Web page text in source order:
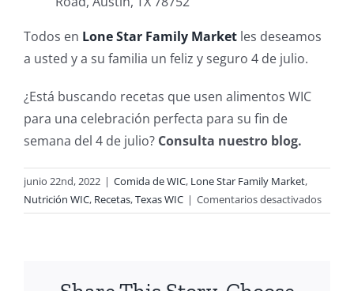
Todos en Lone Star Family Market les deseamos
a usted y a su familia un feliz y seguro 4 de julio.
¿Está buscando recetas que usen alimentos WIC
para una celebración perfecta para su fin de
semana del 4 de julio? Consulta nuestro blog.
junio 22nd, 2022 | Comida de WIC, Lone Star Family Market,
Nutrición WIC, Recetas,Texas WIC | Comentarios desactivadosen
Visite